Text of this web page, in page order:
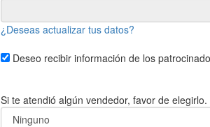
¿Deseas actualizar tus datos?
Deseo recibir información de los
Si te atendió algún vendedor, favor de elegirlo.